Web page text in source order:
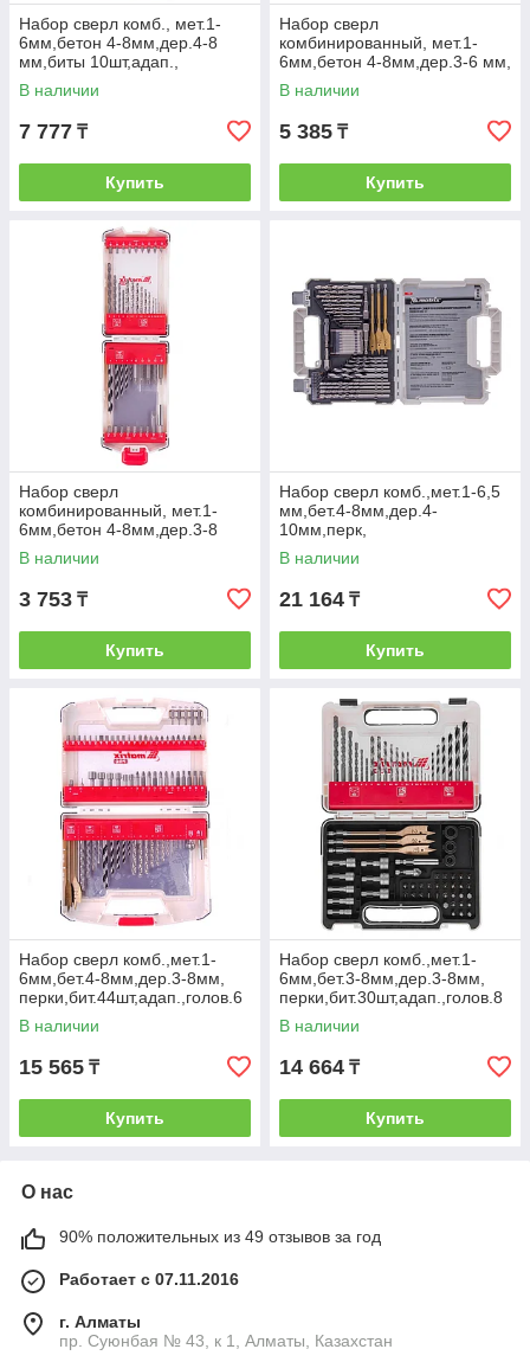
Набор сверл комб., мет.1-
6мм,бетон 4-8мм,дер.4-8
мм,биты 10шт,адап.,
зенковка, 31пр., PRO// Matrix
В наличии
7 777 ₸
Купить
Набор сверл
комбинированный, мет.1-
6мм,бетон 4-8мм,дер.3-6 мм,
биты 16шт,адаптер, 32пр.//
Matrix
В наличии
5 385 ₸
Купить
Набор сверл
комбинированный, мет.1-
6мм,бетон 4-8мм,дер.3-8
мм,биты 22шт,адаптер,
44пр.// Matrix
В наличии
3 753 ₸
Купить
Набор сверл комб.,мет.1-6,5
мм,бет.4-8мм,дер.4-
10мм,перк,
бит.20шт,адап,гол.2шт,зенк,50
пр.// Matrix
В наличии
21 164 ₸
Купить
Набор сверл комб.,мет.1-
6мм,бет.4-8мм,дер.3-8мм,
перки,бит.44шт,адап.,голов.6
шт,75пр., PRO// Matrix
В наличии
15 565 ₸
Купить
Набор сверл комб.,мет.1-
6мм,бет.3-8мм,дер.3-8мм,
перки,бит.30шт,адап.,голов.8
шт,71пр., PRO// Matrix
В наличии
14 664 ₸
Купить
О нас
90% положительных из 49 отзывов за год
Работает с 07.11.2016
г. Алматы
пр. Суюнбая № 43, к 1, Алматы, Казахстан